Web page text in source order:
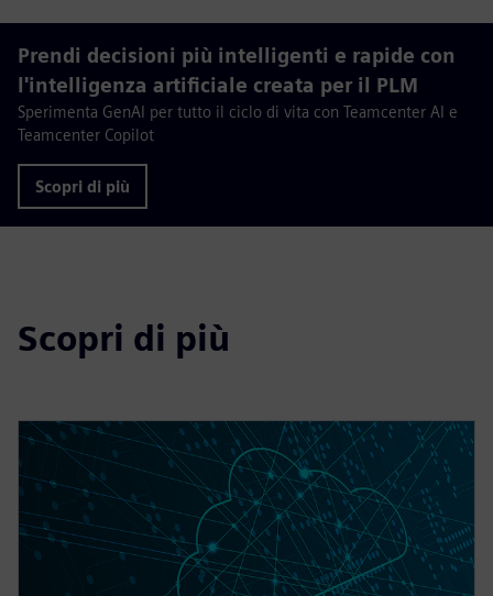
Prendi decisioni più intelligenti e rapide con
l'intelligenza artificiale creata per il PLM
Sperimenta GenAI per tutto il ciclo di vita con Teamcenter AI e
Teamcenter Copilot
Scopri di più
Scopri di più